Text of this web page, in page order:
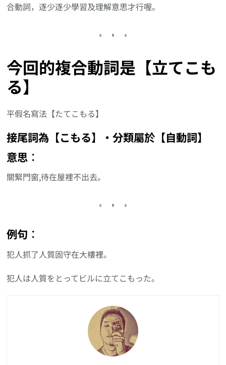
合動詞，逐少逐少學習及理解意思才行喔。
今回的複合動詞是【立てこも
る】
平假名寫法【たてこもる】
接尾詞為【こもる】‧分類屬於【自動詞】
意思︰
關緊門窗,待在屋裡不出去。
例句︰
犯人抓了人質固守在大樓裡。
犯人は人質をとってビルに立てこもった。